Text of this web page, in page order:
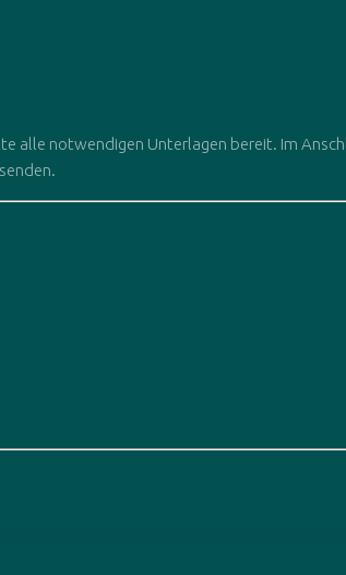
alle notwendigen Unterlagen bereit. Im